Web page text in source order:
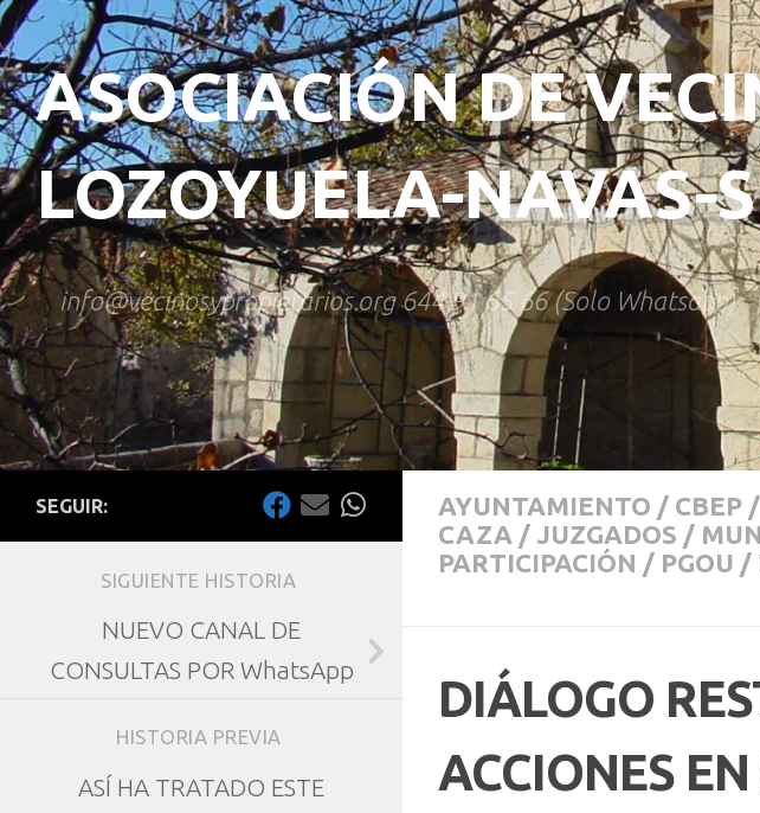
Saltar al contenido
ASOCIACIÓN DE
LOZOYUELA-NAVAS-
info@vecinosypropietarios.org 644 91 65 66 (Solo Whatsapp)
AYUNTAMIENTO / CBEP /
CAZA / JUZGADOS /
PARTICIPACIÓN / PGOU /
DIÁLOGO
ACCIONES
SEGUIR:
SIGUIENTE HISTORIA
NUEVO CANAL DE
CONSULTAS POR WhatsApp
HISTORIA PREVIA
ASÍ HA TRATADO ESTE